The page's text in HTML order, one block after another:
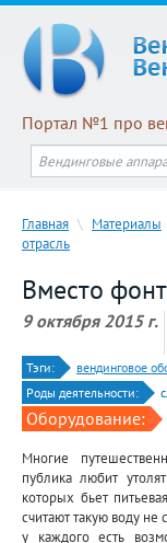
Портал №1 про
Главная \ Материалы
отрасль
Вместо
9 октября 2015 г.
Тэги: вендинговое
Роды деятельности:
Оборудование:
Многие
публика любит
которых бьет
считают такую воду не
у каждого есть